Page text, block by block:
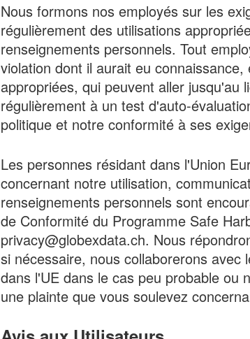
Nous formons nos employés sur les
régulièrement des utilisations
renseignements personnels. Tout
violation dont il aurait eu
appropriées, qui peuvent aller jusqu'au
régulièrement à un test d'auto-
politique et notre conformité à ses
Les personnes résidant dans l'Union
concernant notre utilisation,
renseignements personnels sont
de Conformité du Programme Safe
privacy@globexdata.ch. Nous
si nécessaire, nous collaborerons
dans l'UE dans le cas peu probable ou
une plainte que vous soulevez